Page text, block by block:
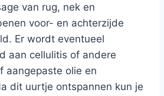
van rug, nek en
voor- en achterzijde
Er wordt eventueel
aan cellulitis of andere
aangepaste olie en
dit uurtje ontspannen kun je